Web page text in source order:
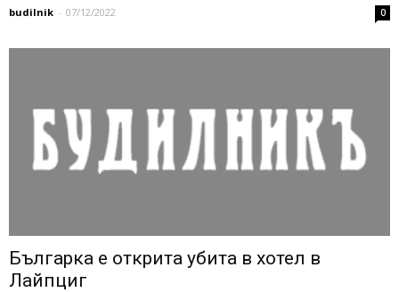
budilnik - 07/12/2022 0
Българка е открита убита в хотел в
Лайпциг